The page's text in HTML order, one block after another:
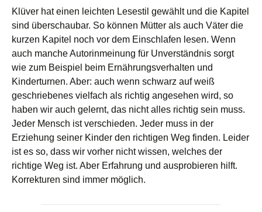
Klüver hat einen leichten Lesestil gewählt und die Kapitel
sind überschaubar. So können Mütter als auch Väter die
kurzen Kapitel noch vor dem Einschlafen lesen. Wenn
auch manche Autorinmeinung für Unverständnis sorgt
wie zum Beispiel beim Ernährungsverhalten und
Kinderturnen. Aber: auch wenn schwarz auf weiß
geschriebenes vielfach als richtig angesehen wird, so
haben wir auch gelernt, das nicht alles richtig sein muss.
Jeder Mensch ist verschieden. Jeder muss in der
Erziehung seiner Kinder den richtigen Weg finden. Leider
ist es so, dass wir vorher nicht wissen, welches der
richtige Weg ist. Aber Erfahrung und ausprobieren hilft.
Korrekturen sind immer möglich.